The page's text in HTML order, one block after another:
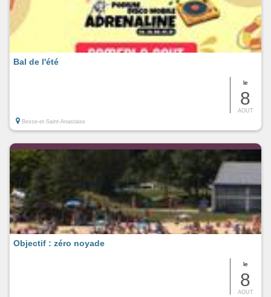
le
8
AOUT
Bal de l'été
Besse-et-Saint-Anastaise
le
8
AOUT
Objectif : zéro noyade